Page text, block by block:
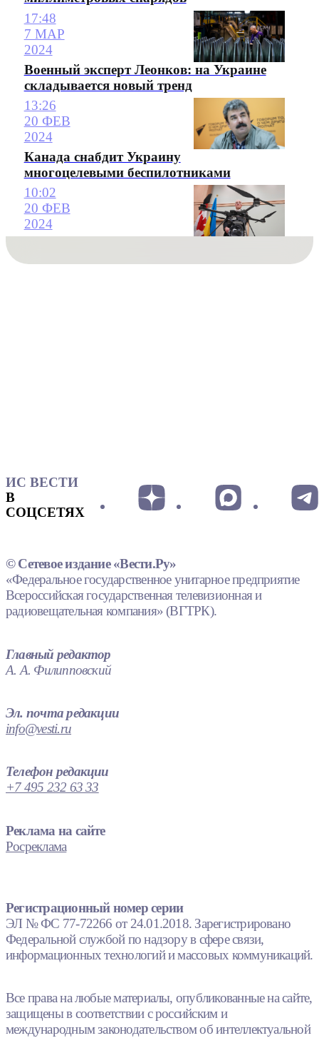
17:48
7 МАР
2024
Военный эксперт Леонков: на Украине
складывается новый тренд
13:26
20 ФЕВ
2024
Канада снабдит Украину
многоцелевыми беспилотниками
10:02
20 ФЕВ
2024
ИС ВЕСТИ
В
СОЦСЕТЯХ
© Сетевое издание «Вести.Ру»
«Федеральное государственное унитарное предприятие
Всероссийская государственная телевизионная и
радиовещательная компания» (ВГТРК).
Главный редактор
А. А. Филипповский
Эл. почта редакции
info@vesti.ru
Телефон редакции
+7 495 232 63 33
Реклама на сайте
Росреклама
Регистрационный номер серии
ЭЛ № ФС 77-72266 от 24.01.2018. Зарегистрировано
Федеральной службой по надзору в сфере связи,
информационных технологий и массовых коммуникаций.
Все права на любые материалы, опубликованные на сайте,
защищены в соответствии с российским и
международным законодательством об интеллектуальной